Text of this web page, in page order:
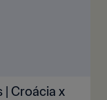
Croácia x